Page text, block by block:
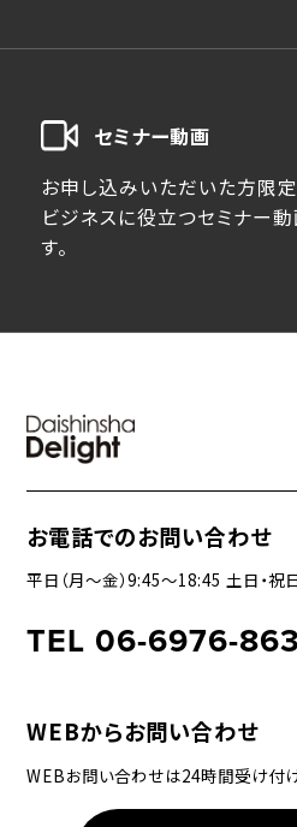
セミナー動画
お申し込みいただいた方限定
ビジネスに役立つセミナー
す。
お電話でのお問い合わせ
平日（月〜金）9:45〜18:45 土日・祝
TEL 06-6976-
WEBからお問い合わせ
WEBお問い合わせは24時間受け付